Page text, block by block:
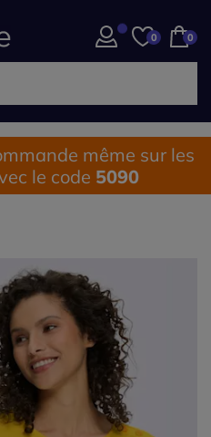
0 0
même sur les
le code 5090